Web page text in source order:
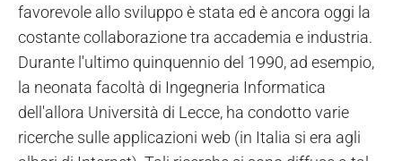
favorevole allo sviluppo è stata ed è ancora oggi la
costante collaborazione tra accademia e industria.
Durante l'ultimo quinquennio del 1990, ad esempio,
la neonata facoltà di Ingegneria Informatica
dell'allora Università di Lecce, ha condotto varie
ricerche sulle applicazioni web (in Italia si era agli